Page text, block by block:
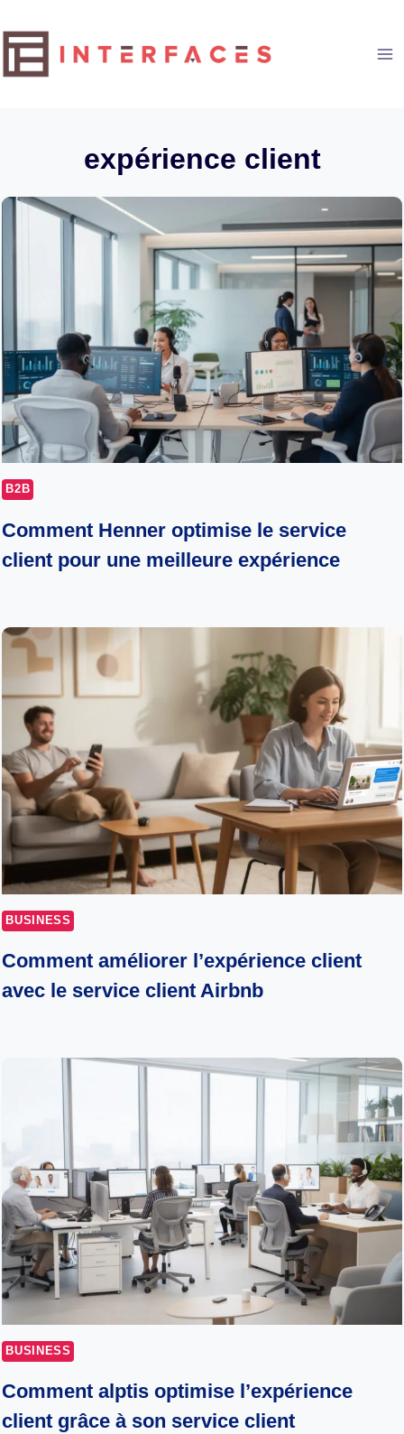
au
contenu
expérience client
B2B
Comment Henner optimise le service
client pour une meilleure expérience
BUSINESS
Comment améliorer l’expérience client
avec le service client Airbnb
BUSINESS
Comment alptis optimise l’expérience
client grâce à son service client